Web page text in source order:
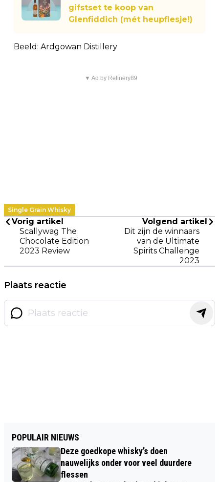
gifstset te koop van
Glenfiddich (mét heupflesje!)
Beeld: Ardgowan Distillery
▼ Ad by Refinery89
Single Grain Whisky
Vorig artikel
Scallywag The
Chocolate Edition
2023 Review
Volgend artikel
Dit zijn de winnaars
van de Ultimate
Spirits Challenge
2023
Plaats reactie
POPULAIR NIEUWS
Deze goedkope whisky’s doen
nauwelijks onder voor veel duurdere
flessen